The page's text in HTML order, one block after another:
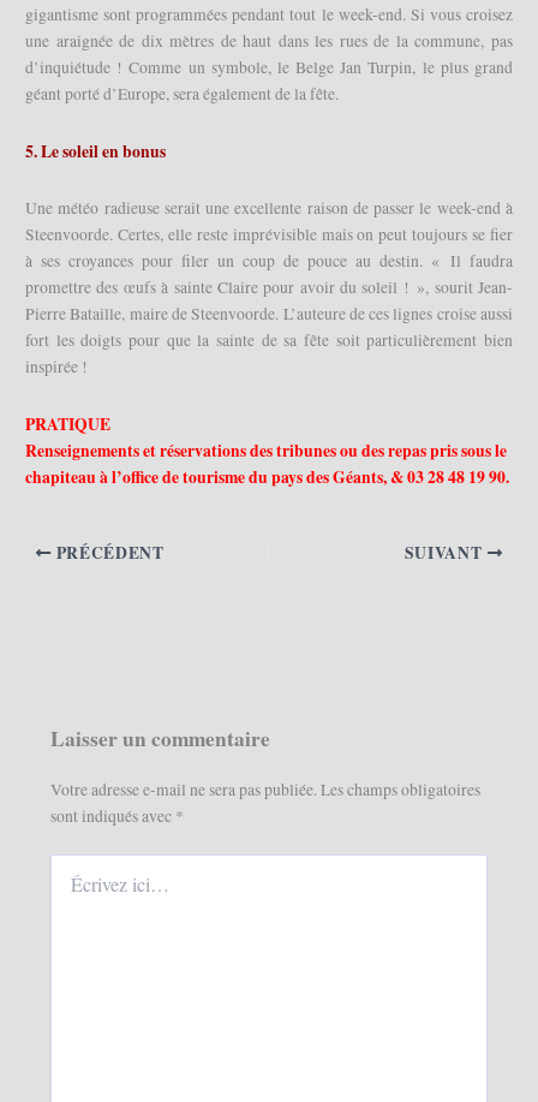
gigantisme sont programmées pendant tout le week-end. Si vous croisez
une araignée de dix mètres de haut dans les rues de la commune, pas
d’inquiétude ! Comme un symbole, le Belge Jan Turpin, le plus grand
géant porté d’Europe, sera également de la fête.
5. Le soleil en bonus
Une météo radieuse serait une excellente raison de passer le week-end à
Steenvoorde. Certes, elle reste imprévisible mais on peut toujours se fier
à ses croyances pour filer un coup de pouce au destin. « Il faudra
promettre des œufs à sainte Claire pour avoir du soleil ! », sourit Jean-
Pierre Bataille, maire de Steenvoorde. L’auteure de ces lignes croise aussi
fort les doigts pour que la sainte de sa fête soit particulièrement bien
inspirée !
PRATIQUE
Renseignements et réservations des tribunes ou des repas pris sous le
chapiteau à l’office de tourisme du pays des Géants, & 03 28 48 19 90.
PRÉCÉDENT SUIVANT
Laisser un commentaire
Votre adresse e-mail ne sera pas publiée.Les champs obligatoires
sont indiqués avec *
ici…